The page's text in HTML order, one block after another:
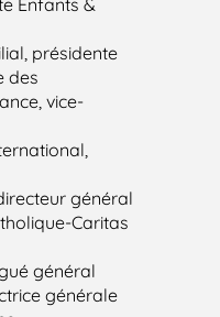
Enfants &
présidente
des
vice-
général
Caritas
général
générale